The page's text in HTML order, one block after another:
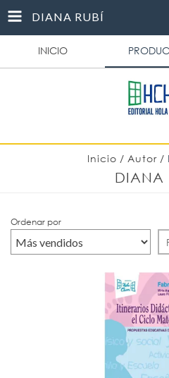
DIANA RUBÍ
INICIO
Inicio / Autor /
DIANA
Ordenar por